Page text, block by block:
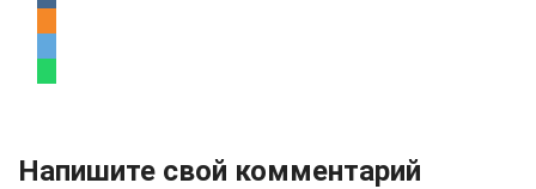
Напишите свой комментарий